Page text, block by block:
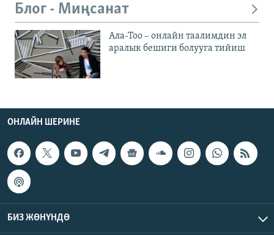
Блог - Миңсанат
Ала-Тоо – онлайн таалимдин эл
аралык бешиги болууга тийиш
ОНЛАЙН ШЕРИНЕ
БИЗ ЖӨНҮНДӨ